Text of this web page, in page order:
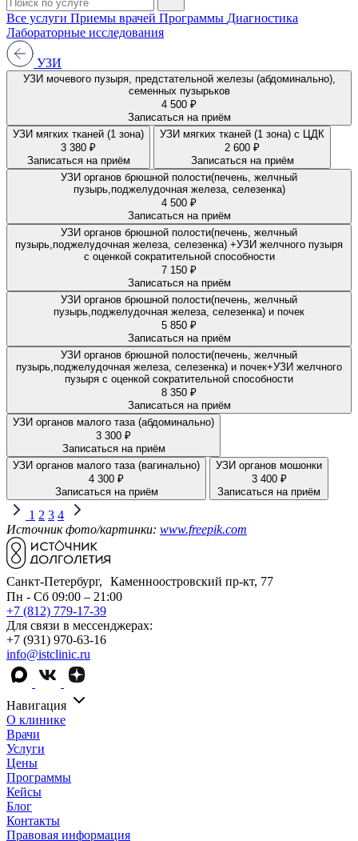
Все услуги Приемы врачей Программы Диагностика
Лабораторные исследования
УЗИ
УЗИ мочевого пузыря, предстательной железы (абдоминально),
семенных пузырьков
4 500 ₽
Записаться на приём
УЗИ мягких тканей (1 зона)
3 380 ₽
Записаться на приём
УЗИ мягких тканей (1 зона) с ЦДК
2 600 ₽
Записаться на приём
УЗИ органов брюшной полости(печень, желчный
пузырь,поджелудочная железа, селезенка)
4 500 ₽
Записаться на приём
УЗИ органов брюшной полости(печень, желчный
пузырь,поджелудочная железа, селезенка) +УЗИ желчного пузыря
с оценкой сократительной способности
7 150 ₽
Записаться на приём
УЗИ органов брюшной полости(печень, желчный
пузырь,поджелудочная железа, селезенка) и почек
5 850 ₽
Записаться на приём
УЗИ органов брюшной полости(печень, желчный
пузырь,поджелудочная железа, селезенка) и почек+УЗИ желчного
пузыря с оценкой сократительной способности
8 350 ₽
Записаться на приём
УЗИ органов малого таза (абдоминально)
3 300 ₽
Записаться на приём
УЗИ органов малого таза (вагинально)
4 300 ₽
Записаться на приём
УЗИ органов мошонки
3 400 ₽
Записаться на приём
1 2 3 4
Источник фото/картинки: www.freepik.com
Санкт-Петербург, Каменноостровский пр-кт, 77
Пн - Сб 09:00 – 21:00
+7 (812) 779-17-39
Для связи в мессенджерах:
+7 (931) 970-63-16
info@istclinic.ru
Навигация
О клинике
Врачи
Услуги
Цены
Программы
Кейсы
Блог
Контакты
Правовая информация